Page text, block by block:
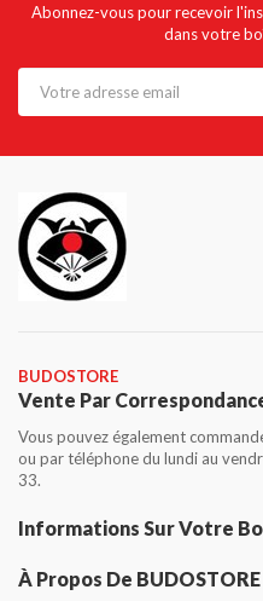
Abonnez-vous pour recevoir
dans votre
BUDOSTORE
Vente Par
Vous pouvez également
ou par téléphone du lundi au
33.
Informations Sur Votre
À Propos De BUDOSTORE